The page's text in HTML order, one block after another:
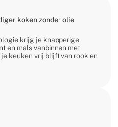
koken zonder olie
krijg je knapperige
en mals vanbinnen met
keuken vrij blijft van rook en